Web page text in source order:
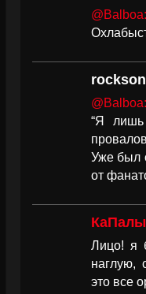
@Balboa:
@Balboa:
“Я лишь
Уже был
от
Лицо! я
наглую,
это все